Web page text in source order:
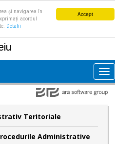
Accept
și navigarea în
acordul
Detalii
Teritoriale
Administrative